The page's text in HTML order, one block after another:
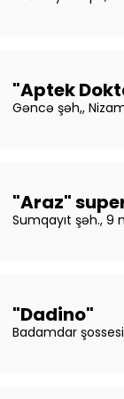
"Aptek
Gəncə şəh,,
"Araz"
Sumqayıt şəh., 9
"Dadino"
Badamdar